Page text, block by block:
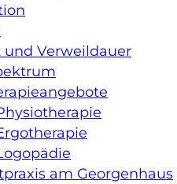
Verweildauer
am Georgenhaus